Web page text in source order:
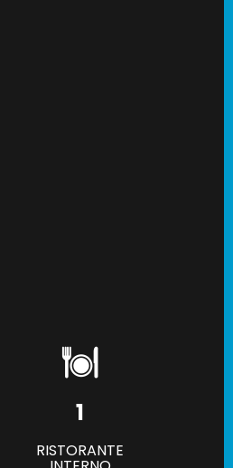
1
RISTORANTE